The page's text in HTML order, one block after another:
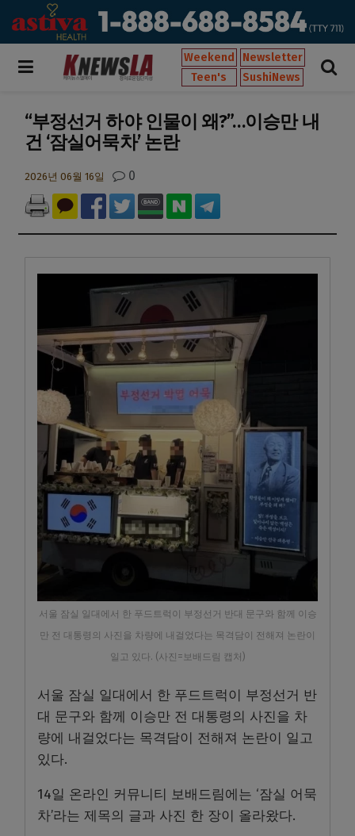
Weekend
Newsletter
Teen's
SushiNews
“부정선거 하야 인물이 왜?”…이승만 내
건 ‘잠실어묵차’ 논란
2026년 06월 16일 0
서울 잠실 일대에서 한 푸드트럭이 부정선거 반대 문구와 함께 이승
만 전 대통령의 사진을 차량에 내걸었다는 목격담이 전해져 논란이
일고 있다. (사진=보배드림 캡처)
서울 잠실 일대에서 한 푸드트럭이 부정선거 반
대 문구와 함께 이승만 전 대통령의 사진을 차
량에 내걸었다는 목격담이 전해져 논란이 일고
있다.
14일 온라인 커뮤니티 보배드림에는 ‘잠실 어묵
차’라는 제목의 글과 사진 한 장이 올라왔다.